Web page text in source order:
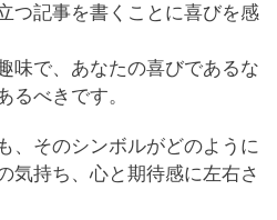
つ記事を書くことに喜びを感
味で、あなたの喜びであるな
るべきです。
、そのシンボルがどのように
気持ち、心と期待感に左右さ